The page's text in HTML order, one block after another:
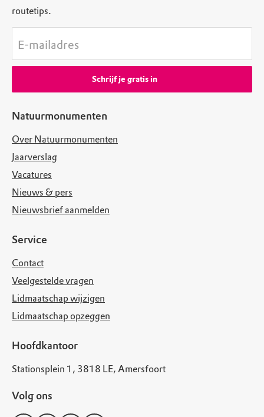
Natuurmonumenten
Over Natuurmonumenten
Jaarverslag
Vacatures
Nieuws & pers
Nieuwsbrief aanmelden
Service
Contact
Veelgestelde vragen
Lidmaatschap wijzigen
Lidmaatschap opzeggen
Hoofdkantoor
Stationsplein 1, 3818 LE, Amersfoort
Volg ons
routetips.
E-mailadres
Schrijf je gratis in